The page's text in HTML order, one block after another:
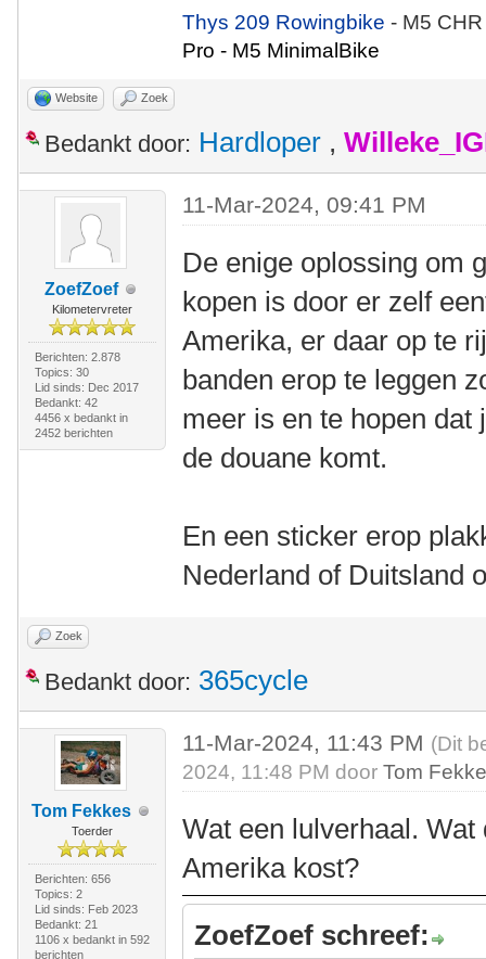
Thys 209 Rowingbike- M5
Pro - M5 MinimalBike
Website Zoek
Bedankt door: Hardloper ,
ZoefZoef
Kilometervreter
Berichten: 2.878
Topics: 30
Lid sinds: Dec 2017
Bedankt: 42
4456 x bedankt in
2452 berichten
11-Mar-2024, 09:41 PM
De enige oplossing om
kopen is door er zelf
Amerika, er daar op te
banden erop te leggen
meer is en te hopen dat
de douane komt.
En een sticker erop
Nederland of Duitsland
Zoek
Bedankt door: 365cycle
Tom Fekkes
Toerder
Berichten: 656
Topics: 2
Lid sinds: Feb 2023
Bedankt: 21
1106 x bedankt in 592
berichten
11-Mar-2024, 11:43 PM (Dit
2024, 11:48 PM doorTom
Wat een lulverhaal.
Amerika kost?
ZoefZoef schreef: